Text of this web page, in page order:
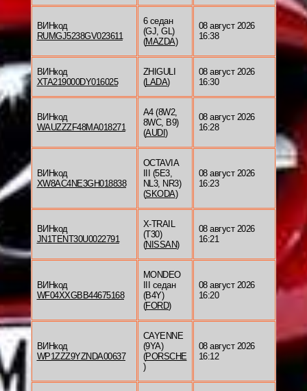
ВИНкод
RUMGJ5238GV023611
6 седан
(GJ, GL)
(MAZDA)
08 август 2026
16:38
ВИНкод
XTA219000DY016025
ZHIGULI
(LADA)
08 август 2026
16:30
ВИНкод
WAUZZZF48MA018271
A4 (8W2,
8WC, B9)
(AUDI )
08 август 2026
16:28
ВИНкод
XW8AC4NE3GH018838
OCTAVIA
III (5E3,
NL3, NR3)
(SKODA)
08 август 2026
16:23
ВИНкод
JN1TENT30U0022791
X-TRAIL
(T30)
(NISSAN)
08 август 2026
16:21
ВИНкод
WF04XXGBB44675168
MONDEO
III седан
(B4Y)
(FORD)
08 август 2026
16:20
ВИНкод
WP1ZZZ9YZNDA00637
CAYENNE
(9YA)
(PORSCHE
)
08 август 2026
16:12